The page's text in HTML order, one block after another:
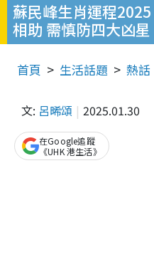
蘇民峰生肖運程
相助 需慎防四大凶星
首頁 生活話題 熱話
文: 呂晞頌 2025.01.30
在Google追蹤
《UHK 港生活》